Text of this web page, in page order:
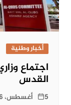
أخبار وطنية
اجتماع
القدس
5 أغسطس، 2026